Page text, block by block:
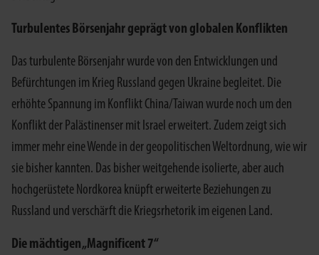
Turbulentes Börsenjahr geprägt von globalen Konflikten
Das turbulente Börsenjahr wurde von den Entwicklungen und
Befürchtungen im Krieg Russland gegen Ukraine begleitet. Die
erhöhte Spannung im Konflikt China/Taiwan wurde noch um den
Konflikt der Palästinenser mit Israel erweitert. Zudem zeigt sich
immer mehr eine Wende in der geopolitischen Weltordnung, wie wir
sie bisher kannten. Das bisher weitgehende isolierte, aber auch
hochgerüstete Nordkorea knüpft erweiterte Beziehungen zu
Russland und verschärft die Kriegsrhetorik im eigenen Land.
Die mächtigen „Magnificent 7“